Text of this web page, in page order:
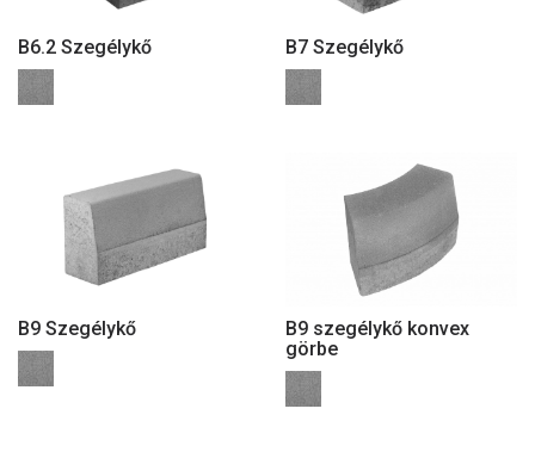
B6.2 Szegélykő B7 Szegélykő
B9 Szegélykő
B9 szegélykő konvex
görbe